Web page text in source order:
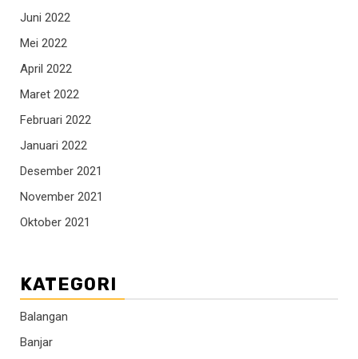
Juni 2022
Mei 2022
April 2022
Maret 2022
Februari 2022
Januari 2022
Desember 2021
November 2021
Oktober 2021
KATEGORI
Balangan
Banjar